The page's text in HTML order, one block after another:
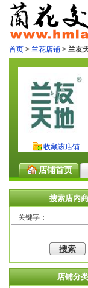
首页 > 兰花店铺 > 兰友
收藏该店铺
店铺首页
搜索店内
关键字：
店铺分类